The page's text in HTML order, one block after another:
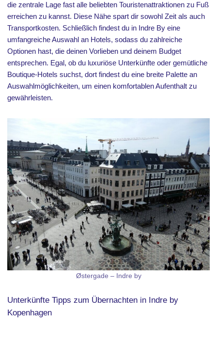
die zentrale Lage fast alle beliebten Touristenattraktionen zu Fuß
erreichen zu kannst. Diese Nähe spart dir sowohl Zeit als auch
Transportkosten. Schließlich findest du in Indre By eine
umfangreiche Auswahl an Hotels, sodass du zahlreiche
Optionen hast, die deinen Vorlieben und deinem Budget
entsprechen. Egal, ob du luxuriöse Unterkünfte oder gemütliche
Boutique-Hotels suchst, dort findest du eine breite Palette an
Auswahlmöglichkeiten, um einen komfortablen Aufenthalt zu
gewährleisten.
Østergade – Indre by
Unterkünfte Tipps zum Übernachten in Indre by
Kopenhagen